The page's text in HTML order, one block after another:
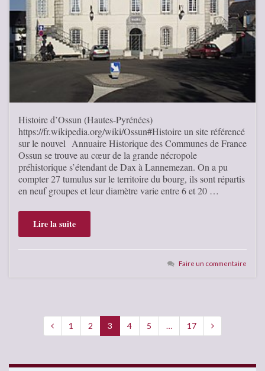
Histoire d’Ossun (Hautes-Pyrénées)
https://fr.wikipedia.org/wiki/Ossun#Histoire un site référencé
sur le nouvel Annuaire Historique des Communes de France
Ossun se trouve au cœur de la grande nécropole
préhistorique s’étendant de Dax à Lannemezan. On a pu
compter 27 tumulus sur le territoire du bourg, ils sont répartis
en neuf groupes et leur diamètre varie entre 6 et 20 …
Lire la suite
Faire un commentaire
1 2 3 4 5 … 17